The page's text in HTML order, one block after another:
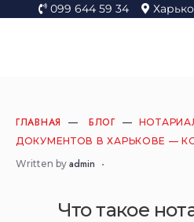
099 644 59 34
ГЛАВНАЯ БЛОГ
ДОКУМЕНТОВ В ХАРЬКОВЕ —
Written by admin •
Что такое